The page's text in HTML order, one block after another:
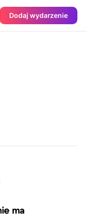
Dodaj wydarzenie
ma